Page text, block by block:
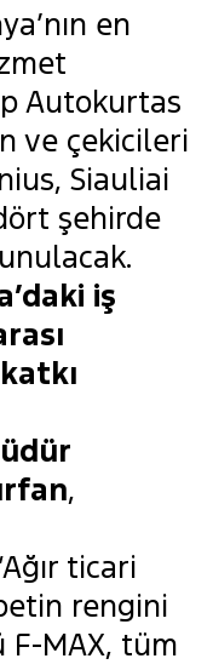
en
Autokurtas
ve çekicileri
Siauliai
şehirde
iş
,
ticari
rengini
F-MAX, tüm